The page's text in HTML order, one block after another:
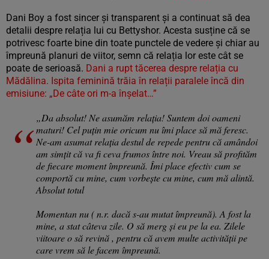
Dani Boy a fost sincer și transparent și a continuat să dea
detalii despre relația lui cu Bettyshor. Acesta susține că se
potrivesc foarte bine din toate punctele de vedere și chiar au
împreună planuri de viitor, semn că relația lor este cât se
poate de serioasă. Dani a rupt tăcerea despre relația cu
Mădălina. Ispita feminină trăia în relații paralele încă din
emisiune: „De câte ori m-a înșelat…”
„Da absolut! Ne asumăm relația! Suntem doi oameni
maturi! Cel puțin mie oricum nu îmi place să mă feresc.
Ne-am asumat relația destul de repede pentru că amândoi
am simțit că va fi ceva frumos între noi. Vreau să profităm
de fiecare moment împreună. Îmi place efectiv cum se
comportă cu mine, cum vorbește cu mine, cum mă alintă.
Absolut totul
Momentan nu ( n.r. dacă s-au mutat împreună). A fost la
mine, a stat câteva zile. O să merg și eu pe la ea. Zilele
viitoare o să revină , pentru că avem multe activității pe
care vrem să le facem împreună.